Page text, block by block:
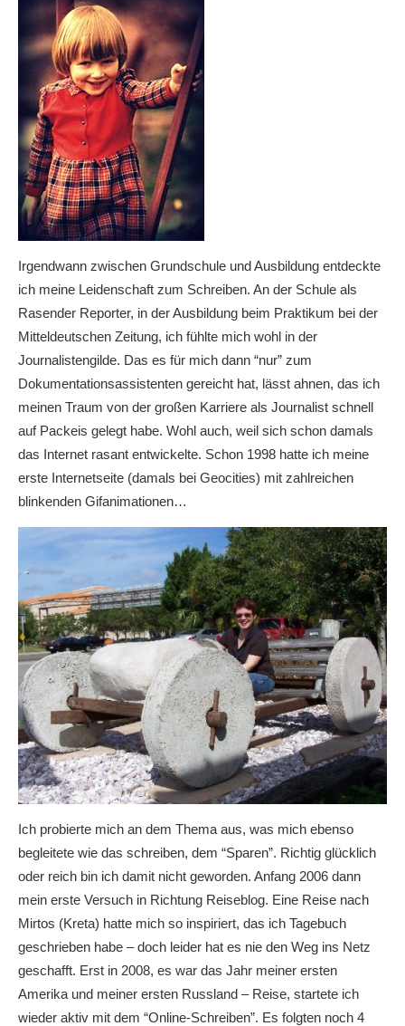
Irgendwann zwischen Grundschule und Ausbildung entdeckte
ich meine Leidenschaft zum Schreiben. An der Schule als
Rasender Reporter, in der Ausbildung beim Praktikum bei der
Mitteldeutschen Zeitung, ich fühlte mich wohl in der
Journalistengilde. Das es für mich dann “nur” zum
Dokumentationsassistenten gereicht hat, lässt ahnen, das ich
meinen Traum von der großen Karriere als Journalist schnell
auf Packeis gelegt habe. Wohl auch, weil sich schon damals
das Internet rasant entwickelte. Schon 1998 hatte ich meine
erste Internetseite (damals bei Geocities) mit zahlreichen
blinkenden Gifanimationen…
Ich probierte mich an dem Thema aus, was mich ebenso
begleitete wie das schreiben, dem “Sparen”. Richtig glücklich
oder reich bin ich damit nicht geworden. Anfang 2006 dann
mein erste Versuch in Richtung Reiseblog. Eine Reise nach
Mirtos (Kreta) hatte mich so inspiriert, das ich Tagebuch
geschrieben habe – doch leider hat es nie den Weg ins Netz
geschafft. Erst in 2008, es war das Jahr meiner ersten
Amerika und meiner ersten Russland – Reise, startete ich
wieder aktiv mit dem “Online-Schreiben”. Es folgten noch 4